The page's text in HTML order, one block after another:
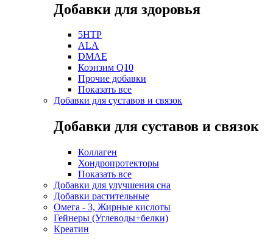
Добавки для здоровья
5HTP
ALA
DMAE
Коэнзим Q10
Прочие добавки
Показать все
Добавки для суставов и связок
Добавки для суставов и связок
Коллаген
Хондропротекторы
Показать все
Добавки для улучшения сна
Добавки растительные
Омега - 3, Жирные кислоты
Гейнеры (Углеводы+белки)
Креатин